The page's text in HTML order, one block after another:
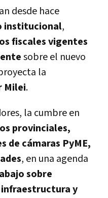
desde hace
institucional,
fiscales vigentes
sobre el nuevo
la
Milei.
la cumbre en
provinciales,
de cámaras PyME,
, en una agenda
sobre
y